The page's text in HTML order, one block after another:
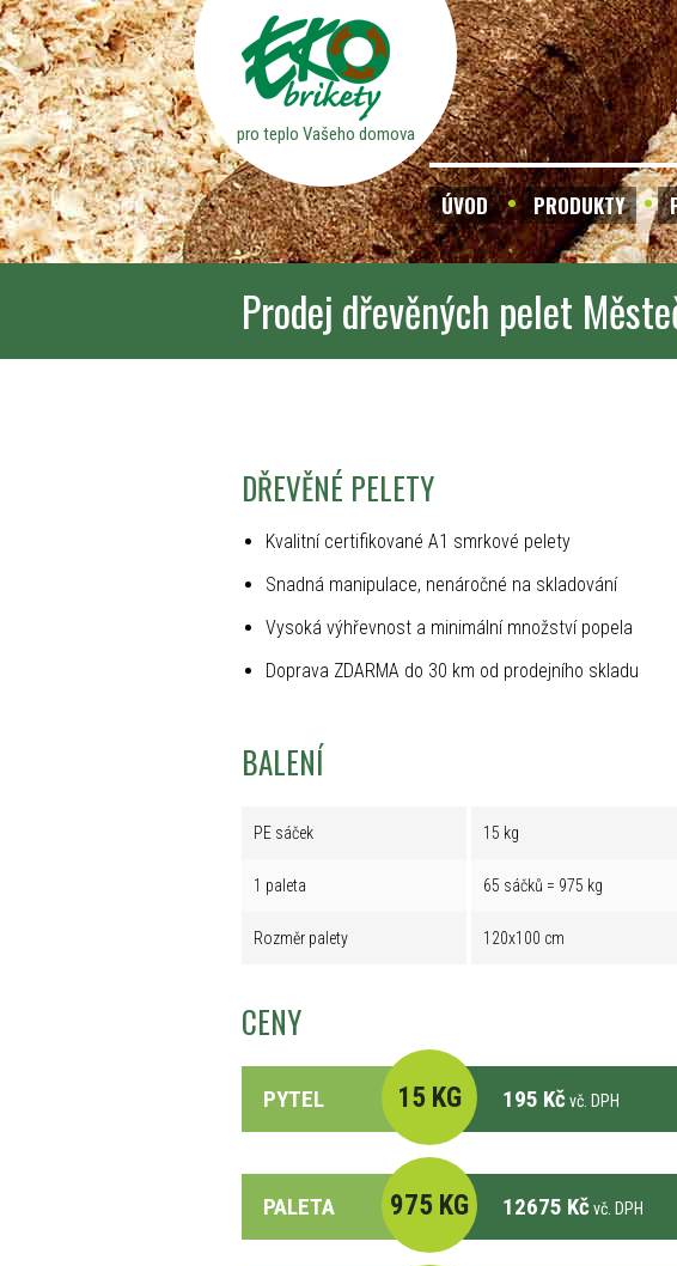
pro teplo Vašeho domova
ÚVOD PRODUKTY
Prodej dřevěných pelet
DŘEVĚNÉ PELETY
Kvalitní certifikované A1 smrkové pelety
Snadná manipulace, nenáročné na skladování
Vysoká výhřevnost a minimální množství popela
Doprava ZDARMA do 30 km od prodejního skladu
BALENÍ
PE sáček 15 kg
1 paleta 65 sáčků = 975 kg
Rozměr palety 120x100 cm
CENY
PYTEL 15 KG 195 Kč vč. DPH
PALETA 975 KG 12675 Kč vč. DPH